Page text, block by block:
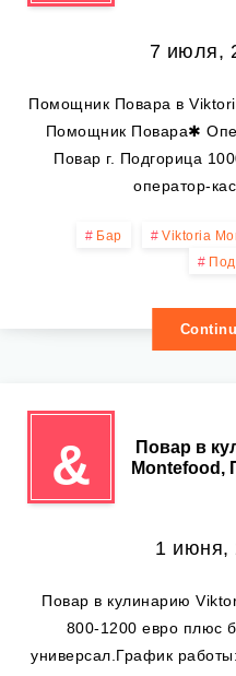
7 июля,
Помощник Повара в
Помощник Повара✱
Повар г. Подгорица
оператор-
Бар Viktoria
&
Повар в
Montefood,
1 июня,
Повар в кулинарию
800-1200 евро плюс
универсал.График